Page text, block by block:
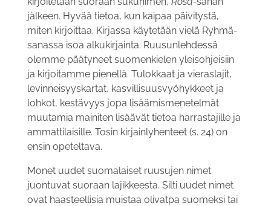
jälkeen. Hyvää tietoa, kun kaipaa päivitystä,
miten kirjoittaa. Kirjassa käytetään vielä Ryhmä-
sanassa isoa alkukirjainta. Ruusunlehdessä
olemme päätyneet suomenkielen yleisohjeisiin
ja kirjoitamme pienellä. Tulokkaat ja vieraslajit,
levinneisyyskartat, kasvillisuusvyöhykkeet ja
lohkot, kestävyys jopa lisäämismenetelmät
muutamia mainiten lisäävät tietoa harrastajille ja
ammattilaisille. Tosin kirjainlyhenteet (s. 24) on
ensin opeteltava.
Monet uudet suomalaiset ruusujen nimet
juontuvat suoraan lajikkeesta. Silti uudet nimet
ovat haasteellisia muistaa olivatpa suomeksi tai